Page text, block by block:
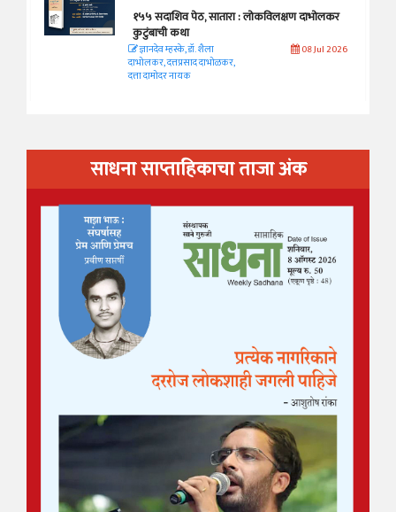
१५५ सदाशिव पेठ, सातारा : लोकविलक्षण दाभोलकर
कुटुंबाची कथा
ज्ञानदेव म्हस्के, डॉ. शैला
दाभोलकर, दत्तप्रसाद दाभोळकर,
दत्ता दामोदर नायक
08 Jul 2026
साधना साप्ताहिकाचा ताजा अंक